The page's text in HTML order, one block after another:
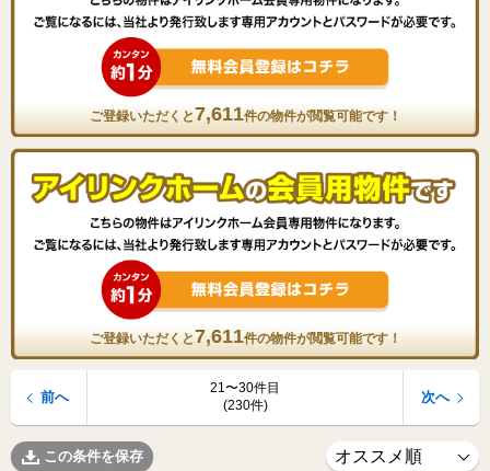
ご登録いただくと7,611件の物件が閲覧可能です！
ご登録いただくと7,611件の物件が閲覧可能です！
21〜30件目
(230件)
前へ 次へ
この条件を保存